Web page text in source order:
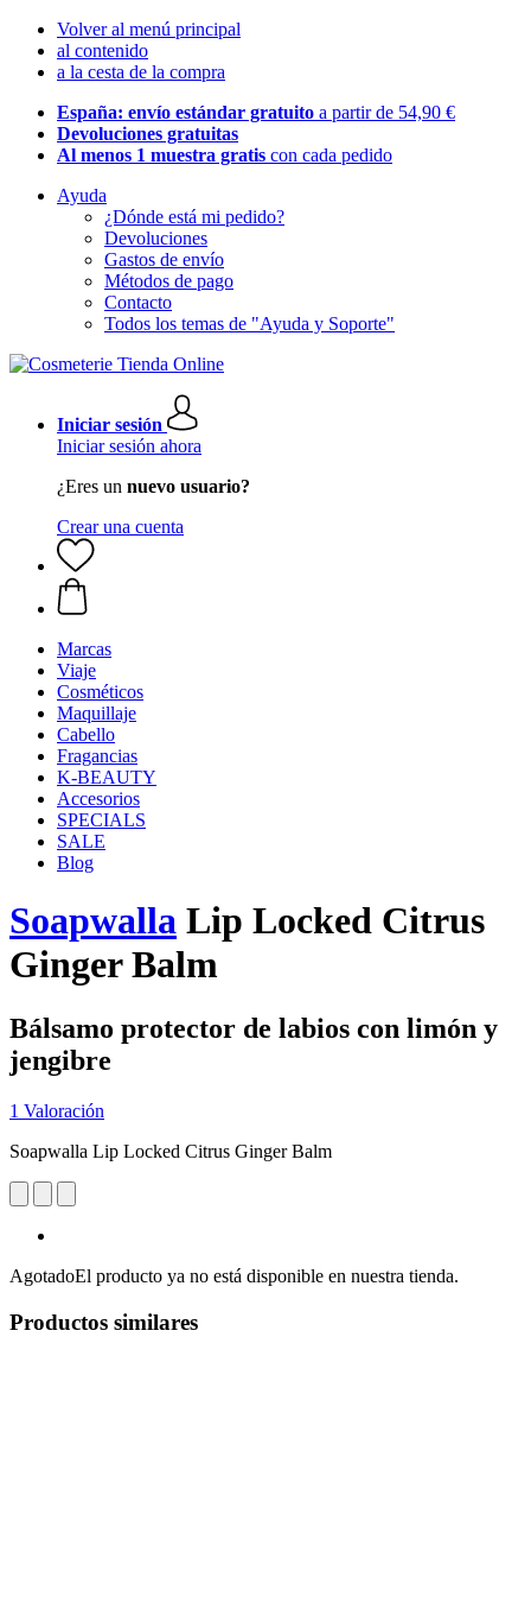
Volver al menú principal
al contenido
a la cesta de la compra
España: envío estándar gratuito a partir de 54,90 €
Devoluciones gratuitas
Al menos 1 muestra gratis con cada pedido
Ayuda
¿Dónde está mi pedido?
Devoluciones
Gastos de envío
Métodos de pago
Contacto
Todos los temas de "Ayuda y Soporte"
Iniciar sesión
Iniciar sesión ahora
¿Eres un nuevo usuario?
Crear una cuenta
Marcas
Viaje
Cosméticos
Maquillaje
Cabello
Fragancias
K-BEAUTY
Accesorios
SPECIALS
SALE
Blog
Soapwalla Lip Locked Citrus
Ginger Balm
Bálsamo protector de labios con limón y
jengibre
1 Valoración
Soapwalla Lip Locked Citrus Ginger Balm
AgotadoEl producto ya no está disponible en nuestra tienda.
Productos similares